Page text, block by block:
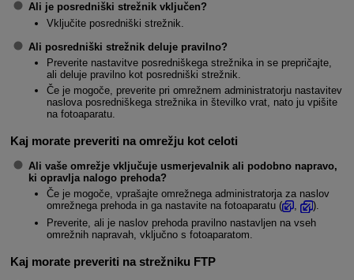
Ali je posredniški strežnik vključen?
Vključite posredniški strežnik.
Ali posredniški strežnik deluje pravilno?
Preverite nastavitve posredniškega strežnika in se prepričajte,
ali deluje pravilno kot posredniški strežnik.
Če je mogoče, preverite pri omrežnem administratorju nastavitev
naslova posredniškega strežnika in številko vrat, nato ju vpišite
na fotoaparatu.
Kaj morate preveriti na omrežju kot celoti
Ali vaše omrežje vključuje usmerjevalnik ali podobno napravo,
ki opravlja nalogo prehoda?
Če je mogoče, vprašajte omrežnega administratorja za naslov
omrežnega prehoda in ga nastavite na fotoaparatu (
,
).
Preverite, ali je naslov prehoda pravilno nastavljen na vseh
omrežnih napravah, vključno s fotoaparatom.
Kaj morate preveriti na strežniku FTP